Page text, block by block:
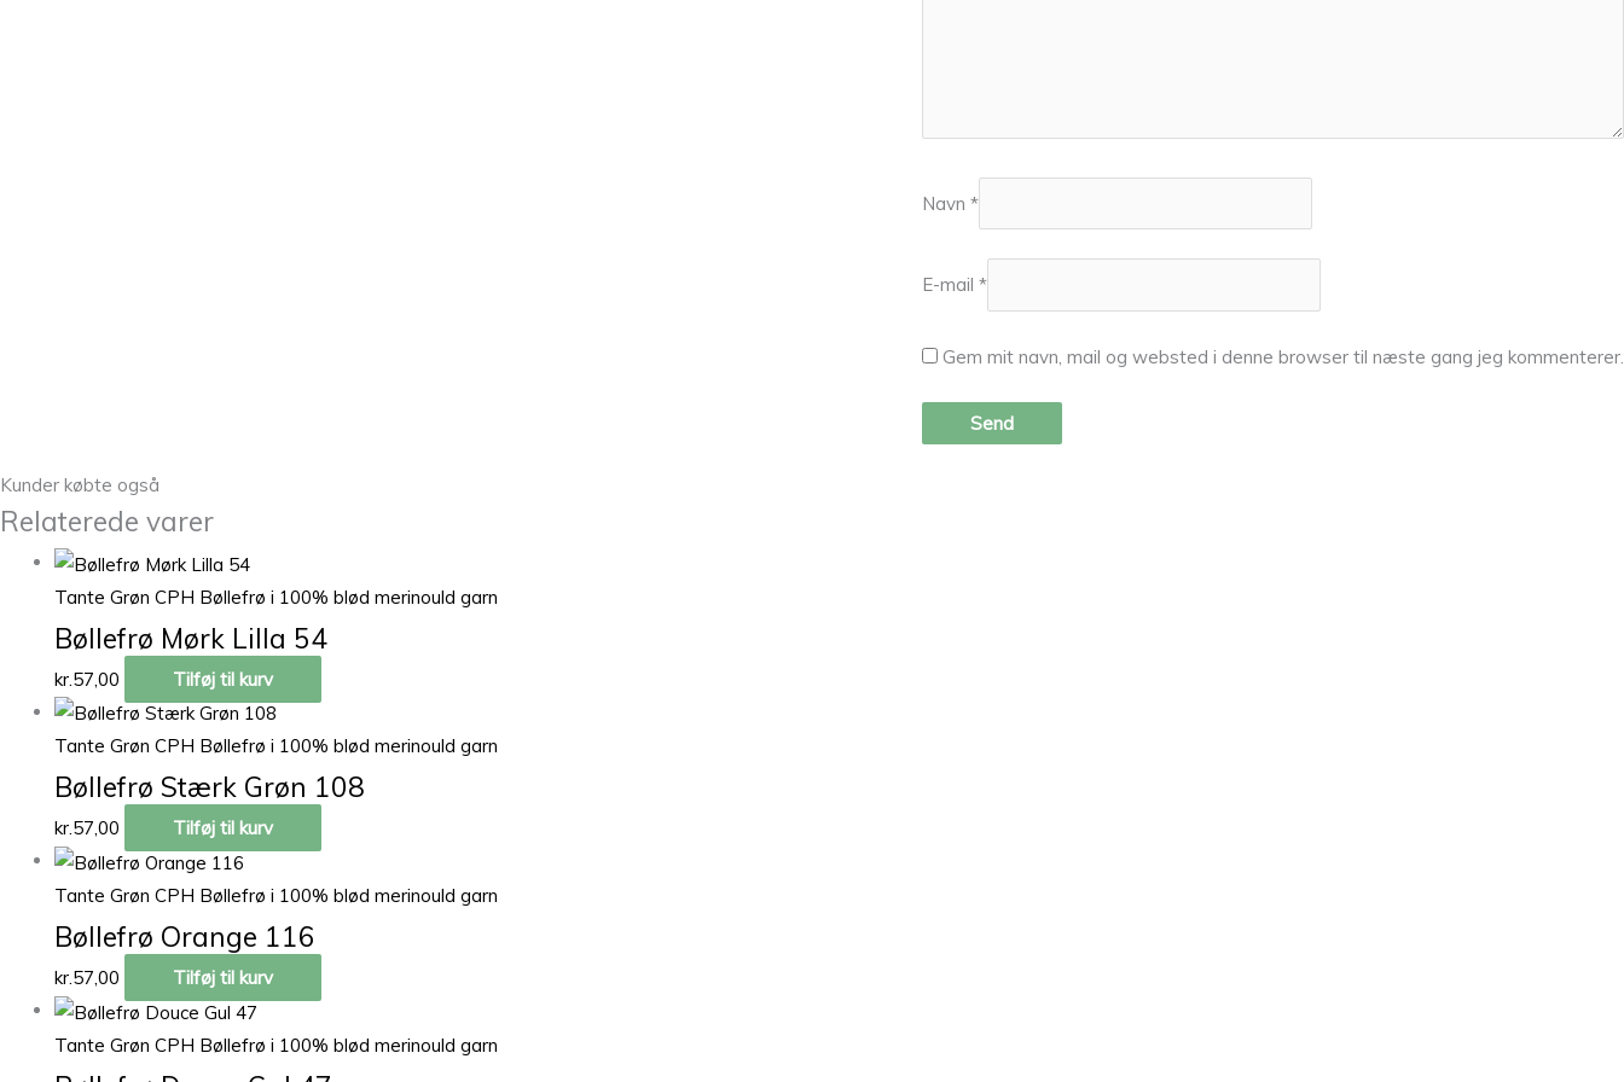
Navn *
E-mail *
Gem mit navn, mail og websted i denne browser til næste gang jeg kommenterer.
Kunder købte også
Relaterede varer
Tante Grøn CPH Bøllefrø i 100% blød merinould garn
Bøllefrø Mørk Lilla 54
kr. 57,00 Tilføj til kurv
Tante Grøn CPH Bøllefrø i 100% blød merinould garn
Bøllefrø Stærk Grøn 108
kr.57,00 Tilføj til kurv
Tante Grøn CPH Bøllefrø i 100% blød merinould garn
Bøllefrø Orange 116
kr.57,00 Tilføj til kurv
Tante Grøn CPH Bøllefrø i 100% blød merinould garn